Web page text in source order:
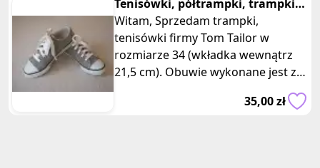
Tenisówki, półtrampki, trampki
Tom Tailor, rozm. 34
Witam, Sprzedam trampki,
tenisówki firmy Tom Tailor w
rozmiarze 34 (wkładka wewnątrz
21,5 cm). Obuwie wykonane jest z
35,00 zł